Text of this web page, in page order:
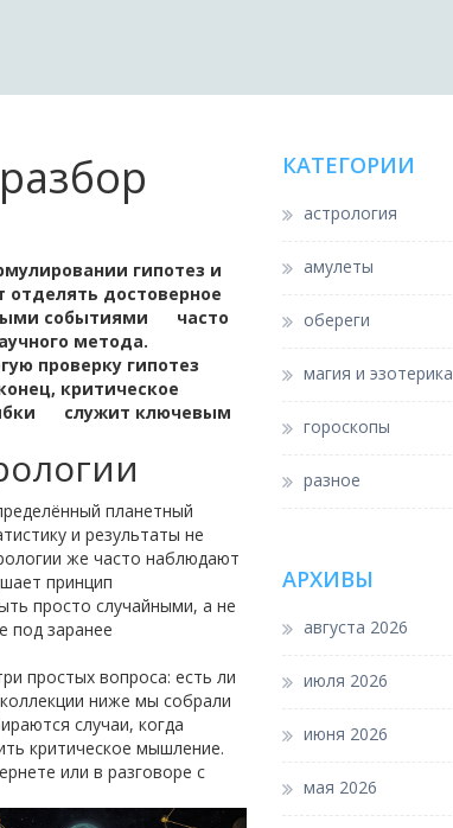
гипотез и
отделять достоверное
событиями
часто
метода.
проверку гипотез
критическое
служит ключевым
планетный
и результаты не
же часто наблюдают
принцип
просто случайными, а не
под заранее
простых вопроса: есть ли
ниже мы собрали
случаи, когда
критическое мышление.
или в разговоре с
КАТЕГОРИИ
астрология
амулеты
обереги
магия и эзотерика
гороскопы
разное
АРХИВЫ
августа 2026
июля 2026
июня 2026
мая 2026